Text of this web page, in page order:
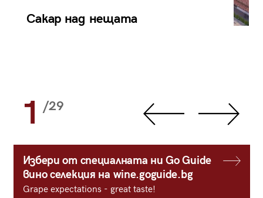
Сакар над нещата
1 /29
Избери от специалната ни Go Guide
вино селекция на wine.goguide.bg
Grape expectations - great taste!